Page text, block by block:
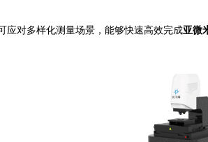
应对多样化测量场景，能够快速高效完成亚微